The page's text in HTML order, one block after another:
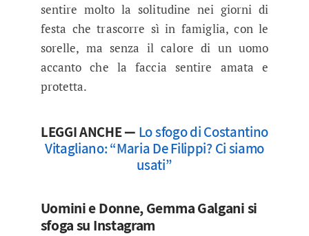
sentire molto la solitudine nei giorni di
festa che trascorre sì in famiglia, con le
sorelle, ma senza il calore di un uomo
accanto che la faccia sentire amata e
protetta.
LEGGI ANCHE — Lo sfogo di Costantino
Vitagliano: “Maria De Filippi? Ci siamo
usati”
Uomini e Donne, Gemma Galgani si
sfoga su Instagram